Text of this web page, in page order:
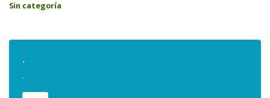
Sin categoría
.
.